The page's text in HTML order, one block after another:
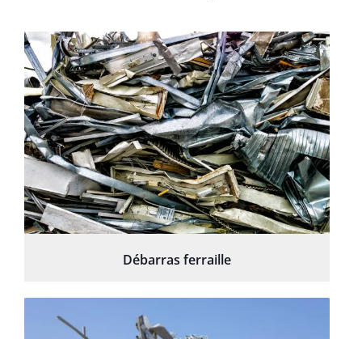
Débarras ferraille